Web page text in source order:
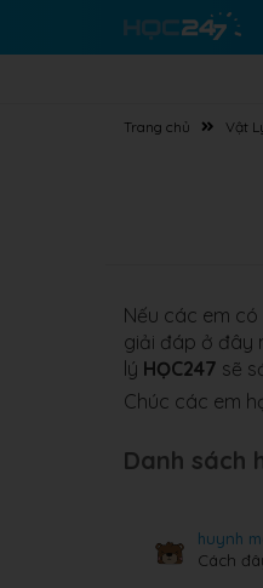
Trang chủ Vật
Nếu các em
giải đáp ở đây
lý HỌC247 sẽ
Chúc các em
Danh sách
huynh
Cách